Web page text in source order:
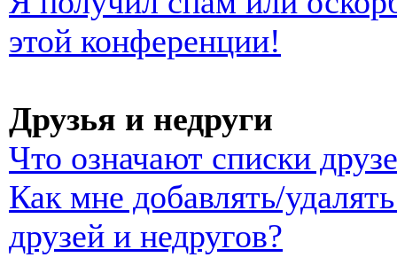
этой конференции!
Друзья и недруги
Что означают списки
Как мне добавлять/
друзей и недругов?